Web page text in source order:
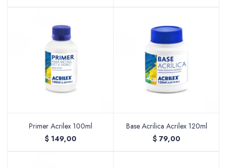
Primer Acrilex 100ml
$ 149,00
Base Acrilica Acrilex 120ml
$ 79,00
Accesorios
Varios
Pinturas